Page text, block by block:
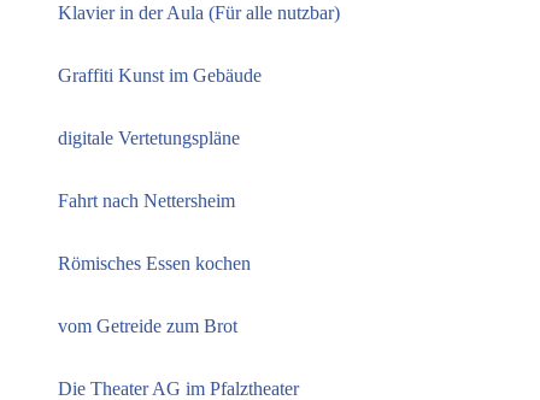
Klavier in der Aula (Für alle nutzbar)
Graffiti Kunst im Gebäude
digitale Vertetungspläne
Fahrt nach Nettersheim
Römisches Essen kochen
vom Getreide zum Brot
Die Theater AG im Pfalztheater